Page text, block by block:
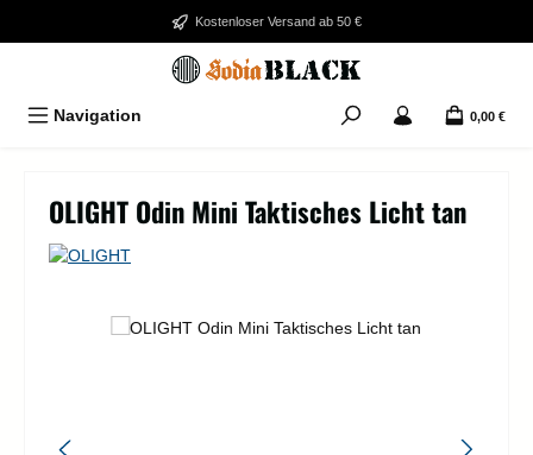
Zum Hauptinhalt springenKostenloser Versand ab 50 €
Navigation 0,00 €
OLIGHT Odin Mini Taktisches Licht tan
Bildergalerie überspringen